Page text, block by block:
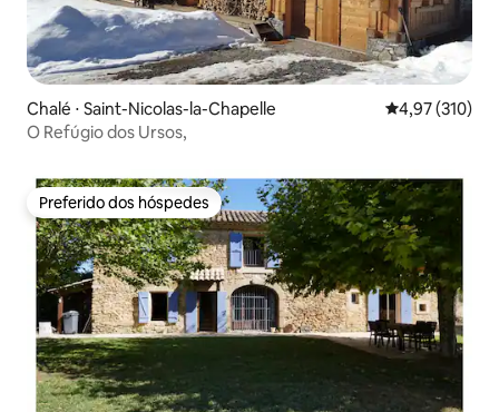
Chalé ⋅ Saint-Nicolas-la-Chapelle 4,97 de uma
4,97 (310)
O Refúgio dos Ursos,
Preferido dos hóspedes
Preferido dos hóspedes